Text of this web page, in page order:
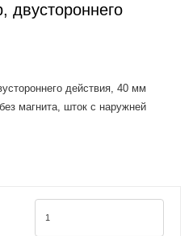
двустороннего
действия, 40 мм
магнита, шток с наружней